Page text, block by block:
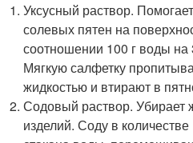
Уксусный раствор.
солевых пятен на
соотношении 100 г воды на
Мягкую салфетку
жидкостью и втирают в
Содовый раствор. Убирает
изделий. Соду в